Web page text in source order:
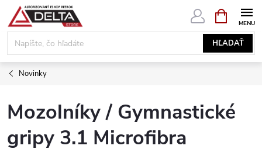
Prejsť
obsah
HĽADAŤ
KOŠÍK
Novinky
Mozolníky / Gymnastické
gripy 3.1 Microfibra